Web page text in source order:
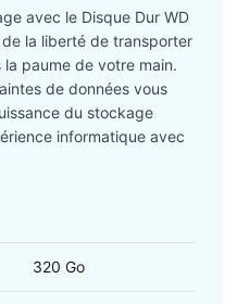
avec le Disque Dur WD
la liberté de transporter
paume de votre main.
de données vous
du stockage
informatique avec
320 Go